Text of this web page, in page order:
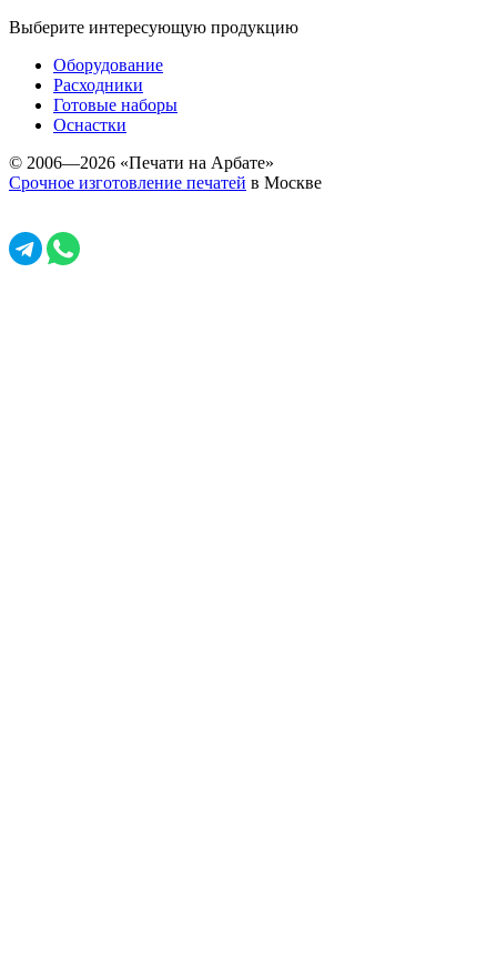
Выберите интересующую продукцию
Оборудование
Расходники
Готовые наборы
Оснастки
© 2006—2026 «Печати на Арбате»
Срочное изготовление печатей в Москве